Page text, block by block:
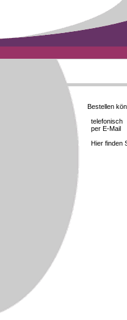
Bestellen
telefonisch
per E-Mail
Hier finden